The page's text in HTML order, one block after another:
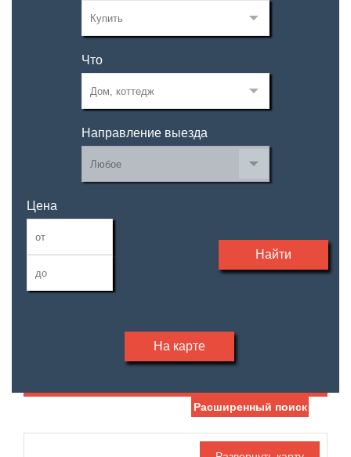
Что
Направление выезда
Цена
—
Найти
На карте
Жилая площадь
—
Расширенный поиск